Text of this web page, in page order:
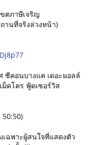
ตภาษีเจริญ
านที่จริงล่วงหน้า)
ซีคอนบางแค เดอะมอลล์
คโคร ฟู้ดเซอร์วิส
ฉพาะผู้สนใจที่แสดงตัว